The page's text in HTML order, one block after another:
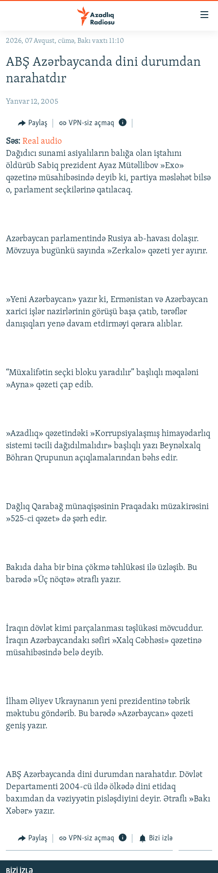
Əsas
qayıt
Əsas
qayıt
#İZAHLA
#ƏSLINDƏ
FƏRQƏ BAX
QANUNI DOĞRU
ARAŞDIRMA
MULTIMEDIA
VIDEO
KARIKATURA
RADIO ARXIV
İSLAM VƏ DEMOKRATIYA
PEŞƏ ETIKASI VƏ JURNALISTIKA STANDARTLARIMIZ
BIZIMLƏ ƏLAQƏ
XƏBƏR BÜLLETENLƏRIMIZ
BIZI IZLƏ
2026, 07 Avqust, cümə, Bakı vaxtı 11:10
ABŞ Azərbaycanda dini durumdan
narahatdır
Yanvar 12, 2005
Paylaş VPN-siz açmaq
Səs: Real audio
Dağıdıcı sunami asiyalıların balığa olan iştahını
öldürüb Sabiq prezident Ayaz Mütəllibov »Exo»
qəzetinə müsahibəsində deyib ki, partiya məsləhət bilsə
o, parlament seçkilərinə qatılacaq.
Azərbaycan parlamentində Rusiya ab-havası dolaşır.
Mövzuya bugünkü sayında »Zerkalo» qəzeti yer ayırır.
»Yeni Azərbaycan» yazır ki, Ermənistan və Azərbaycan
xarici işlər nazirlərinin görüşü başa çatıb, tərəflər
danışıqları yenə davam etdirməyi qərara alıblar.
“Müxalifətin seçki bloku yaradılır” başlıqlı məqaləni
»Ayna» qəzeti çap edib.
»Azadlıq» qəzetindəki »Korrupsiyalaşmış himayədarlıq
sistemi təcili dağıdılmalıdır» başlıqlı yazı Beynəlxalq
Böhran Qrupunun açıqlamalarından bəhs edir.
Dağlıq Qarabağ münaqişəsinin Praqadakı müzakirəsini
»525-ci qəzet» də şərh edir.
Bakıda daha bir bina çökmə təhlükəsi ilə üzləşib. Bu
barədə »Üç nöqtə» ətraflı yazır.
İraqın dövlət kimi parçalanması təşlükəsi mövcuddur.
İraqın Azərbaycandakı səfiri »Xalq Cəbhəsi» qəzetinə
müsahibəsində belə deyib.
İlham Əliyev Ukraynanın yeni prezidentinə təbrik
məktubu göndərib. Bu barədə »Azərbaycan» qəzeti
geniş yazır.
ABŞ Azərbaycanda dini durumdan narahatdır. Dövlət
Departamenti 2004-cü ildə ölkədə dini etidaq
baxımdan da vəziyyətin pisləşdiyini deyir. Ətraflı »Bakı
Xəbər» yazır.
Paylaş VPN-siz açmaq Bizi izlə